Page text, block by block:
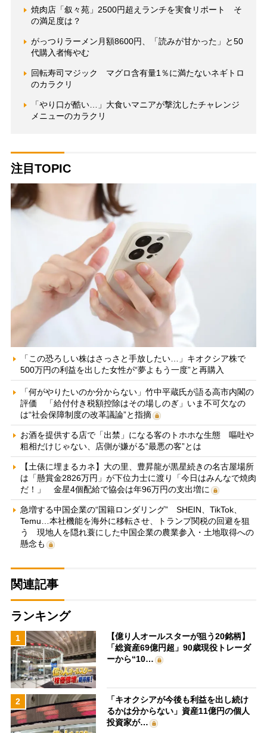
焼肉店「叙々苑」2500円超えランチを実食リポート そ
の満足度は？
がっつりラーメン月額8600円、「読みが甘かった」と50
代購入者悔やむ
回転寿司マジック マグロ含有量1％に満たないネギトロ
のカラクリ
「やり口が酷い…」大食いマニアが撃沈したチャレンジ
メニューのカラクリ
注目TOPIC
「この恐ろしい株はさっさと手放したい…」キオクシア株で
500万円の利益を出した女性が“夢よもう一度”と再購入
「何がやりたいのか分からない」竹中平蔵氏が語る高市内閣の
評価 「給付付き税額控除はその場しのぎ」いま不可欠なの
は“社会保障制度の改革議論”と指摘
お酒を提供する店で「出禁」になる客のトホホな生態 嘔吐や
粗相だけじゃない、店側が嫌がる“最悪の客”とは
【土俵に埋まるカネ】大の里、豊昇龍が黒星続きの名古屋場所
は「懸賞金2826万円」が下位力士に渡り「今日はみんなで焼肉
だ！」 金星4個配給で協会は年96万円の支出増に
急増する中国企業の“国籍ロンダリング” SHEIN、TikTok、
Temu…本社機能を海外に移転させ、トランプ関税の回避を狙
う 現地人を隠れ蓑にした中国企業の農業参入・土地取得への
懸念も
関連記事
ランキング
1
【億り人オールスターが狙う20銘柄】
「総資産69億円超」90歳現役トレーダ
ーから“10…
2
「キオクシアが今後も利益を出し続け
るかは分からない」資産11億円の個人
投資家が…